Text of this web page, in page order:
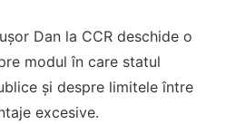
Dan la CCR deschide o
modul în care statul
și despre limitele între
excesive.